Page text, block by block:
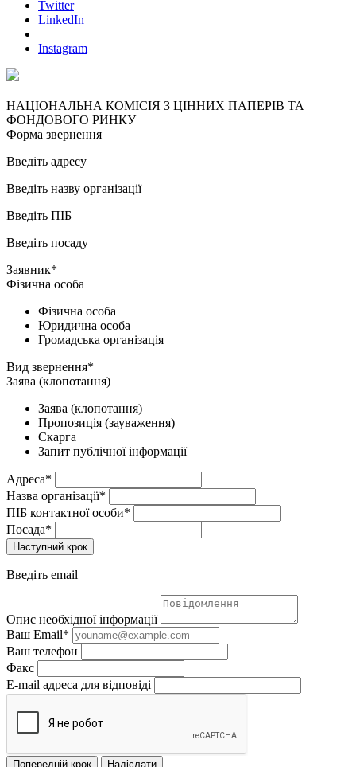
Twitter
LinkedIn
Instagram
НАЦІОНАЛЬНА КОМІСІЯ З ЦІННИХ ПАПЕРІВ ТА
ФОНДОВОГО РИНКУ
Форма звернення
Введіть адресу
Введіть назву організації
Введіть ПІБ
Введіть посаду
Заявник*
Фізична особа
Фізична особа
Юридична особа
Громадська організація
Вид звернення*
Заява (клопотання)
Заява (клопотання)
Пропозиція (зауваження)
Скарга
Запит публічної інформації
Адреса*
Назва організації*
ПІБ контактної особи*
Посада*
Наступний крок
Введіть email
Опис необхідної інформації
Ваш Email*
Ваш телефон
Факс
E-mail адреса для відповіді
Попередній крок Надіслати